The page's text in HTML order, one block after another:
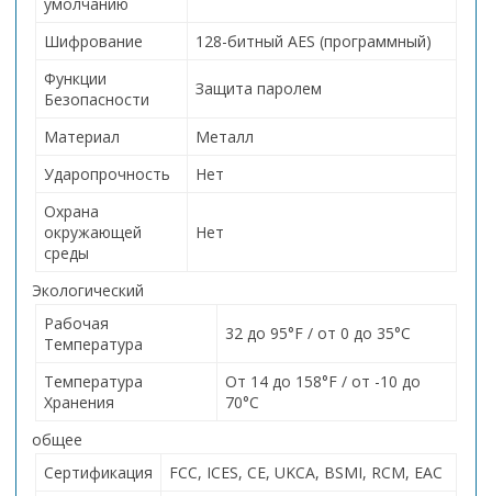
Шифрование
128-битный AES (программный)
Функции
Безопасности
Защита паролем
Материал
Металл
Ударопрочность
Нет
Охрана
окружающей
среды
Нет
Экологический
Рабочая
Температура
32 до 95°F / от 0 до 35°C
Температура
Хранения
От 14 до 158°F / от -10 до
70°C
общее
Сертификация
FCC, ICES, CE, UKCA, BSMI, RCM, EAC